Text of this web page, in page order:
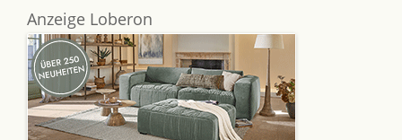
Anzeige Loberon